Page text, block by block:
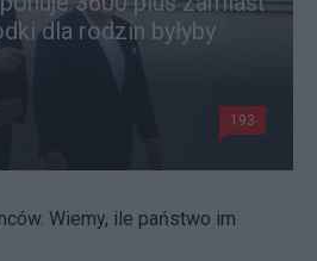
dla rodzin byłyby
193
Wiemy, ile państwo im